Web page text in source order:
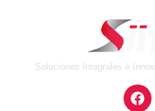
Soluciones Integrales e